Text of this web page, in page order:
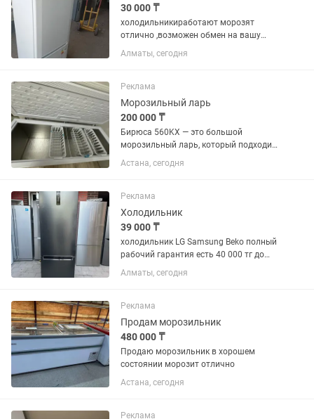
30 000 ₸
холодильникиработают морозят
отлично ,возможен обмен на вашу
нерабочую с вашей доплатой рн
калкаман,30тыс и выше
Алматы, сегодня
Реклама
Морозильный ларь
200 000 ₸
Бирюса 560KX — это большой
морозильный ларь, который подходит
для хранения крупных запасов
продуктов. Основные характеристики:
В): 179 × 66,5 × 81 см. ...
Астана, сегодня
Реклама
Холодильник
39 000 ₸
холодильник LG Samsung Beko полный
рабочий гарантия есть 40 000 тг до
150 000 тг много сразу
Алматы, сегодня
Реклама
Продам морозильник
480 000 ₸
Продаю морозильник в хорошем
состоянии морозит отлично
Астана, сегодня
Реклама